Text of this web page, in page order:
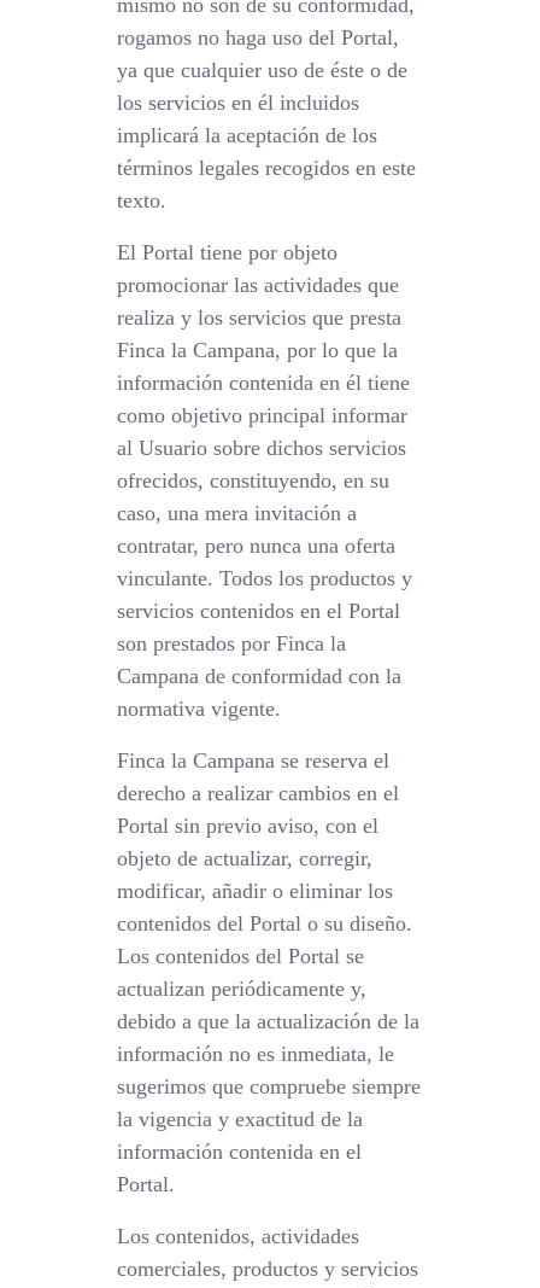
mismo no son de su conformidad,
rogamos no haga uso del Portal,
ya que cualquier uso de éste o de
los servicios en él incluidos
implicará la aceptación de los
términos legales recogidos en este
texto.
El Portal tiene por objeto
promocionar las actividades que
realiza y los servicios que presta
Finca la Campana, por lo que la
información contenida en él tiene
como objetivo principal informar
al Usuario sobre dichos servicios
ofrecidos, constituyendo, en su
caso, una mera invitación a
contratar, pero nunca una oferta
vinculante. Todos los productos y
servicios contenidos en el Portal
son prestados por Finca la
Campana de conformidad con la
normativa vigente.
Finca la Campana se reserva el
derecho a realizar cambios en el
Portal sin previo aviso, con el
objeto de actualizar, corregir,
modificar, añadir o eliminar los
contenidos del Portal o su diseño.
Los contenidos del Portal se
actualizan periódicamente y,
debido a que la actualización de la
información no es inmediata, le
sugerimos que compruebe siempre
la vigencia y exactitud de la
información contenida en el
Portal.
Los contenidos, actividades
comerciales, productos y servicios